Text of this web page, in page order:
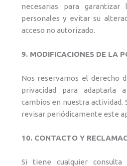
necesarias para
personales y evitar su
acceso no autorizado.
9. MODIFICACIONES DE LA
Nos reservamos el derecho
privacidad para adaptarla
cambios en nuestra actividad.
revisar periódicamente este
10. CONTACTO Y
Si tiene cualquier